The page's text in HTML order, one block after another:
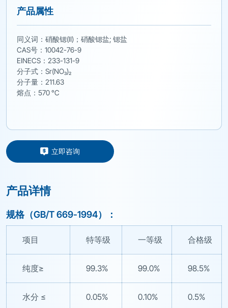
产品属性
同义词：硝酸锶(II)；硝酸锶盐; 锶盐
CAS号：10042-76-9
EINECS：233-131-9
分子式：Sr(NO₃)₂
分子量：211.63
熔点：570 °C
立即咨询
产品详情
规格（GB/T 669-1994）：
项目 特等级 一等级 合格级
纯度≥ 99.3% 99.0% 98.5%
水分 ≤ 0.05% 0.10% 0.5%